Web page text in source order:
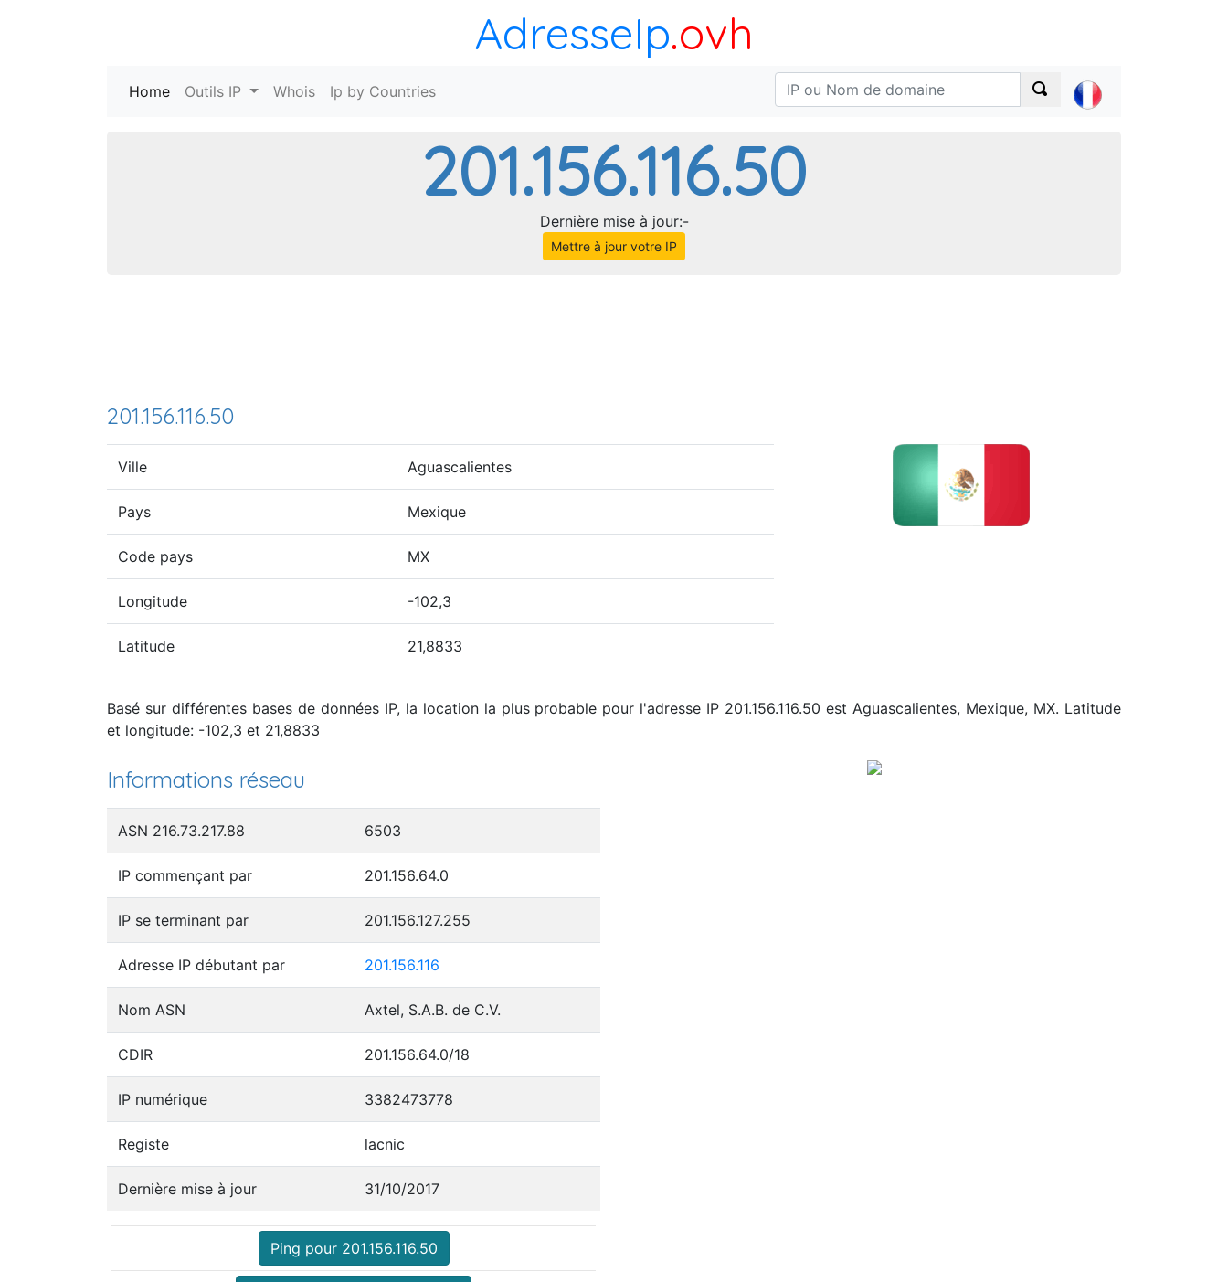
AdresseIp.ovh
Home (current)
Outils IP Whois Ip by Countries
201.156.116.50
Dernière mise à jour:-
Mettre à jour votre IP
201.156.116.50
Ville Aguascalientes
Pays Mexique
Code pays MX
Longitude -102,3
Latitude 21,8833
Basé sur différentes bases de données IP, la location la plus probable pour l'adresse IP 201.156.116.50 est Aguascalientes, Mexique, MX. Latitude
et longitude: -102,3 et 21,8833
Informations réseau
ASN 216.73.217.88 6503
IP commençant par 201.156.64.0
IP se terminant par 201.156.127.255
Adresse IP débutant par 201.156.116
Nom ASN Axtel, S.A.B. de C.V.
CDIR 201.156.64.0/18
IP numérique 3382473778
Registe lacnic
Dernière mise à jour 31/10/2017
Ping pour 201.156.116.50